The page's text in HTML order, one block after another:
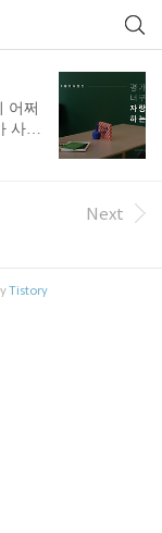
어쩌
사진
사
고
Next
Tistory